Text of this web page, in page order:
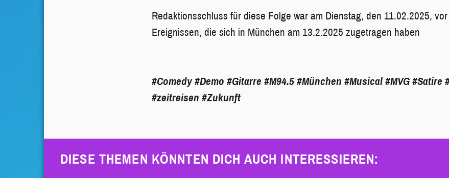
Redaktionsschluss für diese Folge war am Dienstag, den 11.02.2025,
Ereignissen, die sich in München am 13.2.2025 zugetragen haben
#Comedy #Demo #Gitarre #M94.5 #München #Musical #MVG #Satire
#zeitreisen #Zukunft
DIESE THEMEN KÖNNTEN DICH AUCH INTERESSIEREN: